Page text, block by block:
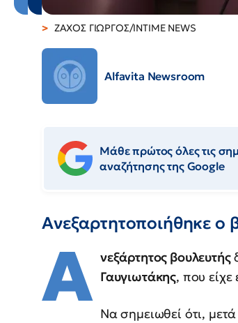
ΖΑΧΟΣ ΓΙΩΡΓΟΣ/INTIME NEWS
Alfavita Newsroom
Μάθε πρώτος όλες τις
αναζήτησης της Google
Ανεξαρτητοποιήθηκε ο
Α νεξάρτητος βουλευτής
Γαυγιωτάκης, που είχε
Να σημειωθεί ότι,